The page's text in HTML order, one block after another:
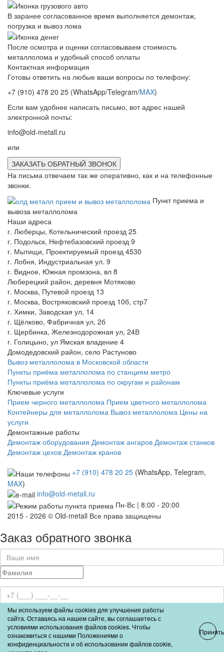
В заранее согласованное время выполняется демонтаж,
погрузка и вывоз лома
После осмотра и оценки согласовываем стоимость
металлолома и удобный способ оплаты
Контактная информация
Готовы ответить на любые ваши вопросы по телефону:
+7 (910) 478 20 25 (WhatsApp/Telegram/MAX)
Если вам удобнее написать письмо, вот адрес нашей
электронной почты:
info@old-metall.ru
или
ЗАКАЗАТЬ ОБРАТНЫЙ ЗВОНОК
На письма отвечаем так же оперативно, как и на телефонные
звонки.
Пункт приема и
вывоза металлолома
Наши адреса
г. Люберцы, Котельнический проезд 25
г. Подольск, Нефтебазовский проезд 9
г. Мытищи, Проектируемый проезд 4530
г. Лобня, Индустриальная ул. 9
г. Видное, Южная промзона, вл 8
Люберецкий район, деревня Мотяково
г. Москва, Путевой проезд 13
г. Москва, Востряковский проезд 10б, стр7
г. Химки, Заводская ул, 14
г. Щёлково, Фабричная ул, 2б
г. Щербинка, Железнодорожная ул, 24В
г. Голицыно, ул Ямская владение 4
Домодедовский район, село Растуново
Вывоз металлолома в Московской области
Пункты приёма металлолома по станциям метро
Пункты приёма металлолома по округам и районам
Ключевые услуги
Прием черного металлолома Прием цветного металлолома
Контейнеры для металлолома Вывоз металлолома Цены на
услуги
Демонтажные работы
Демонтаж оборудования Демонтаж ангаров Демонтаж станков
Демонтаж цехов Демонтаж кранов
+7 (910) 478 20 25 (WhatsApp, Telegram,
MAX)
info@old-metall.ru
Пн-Вс | 8:00 - 20:00
2015 - 2026 © Old-metall Все права защищены
Заказ обратного звонка
Отправить
Отправляя данную форму, вы соглашаетесь с условиями
политики
конфиденциальности
Мы используем файлы cookies для улучшения работы
сайта. Оставаясь на нашем сайте, вы соглашаетесь с
условиями использования файлов cookies. Чтобы
ознакомиться с нашими Положениями о
конфиденциальности и об использовании файлов cookie,
Принять